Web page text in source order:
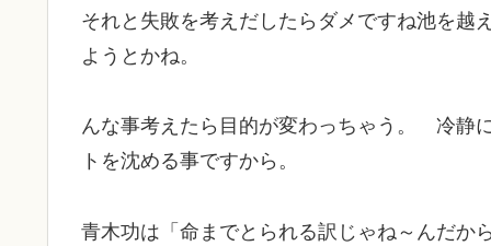
それと失敗を考えだしたらダメですね池を越
ようとかね。
んな事考えたら目的が変わっちゃう。 冷静
トを沈める事ですから。
青木功は「命までとられる訳じゃね～んだか